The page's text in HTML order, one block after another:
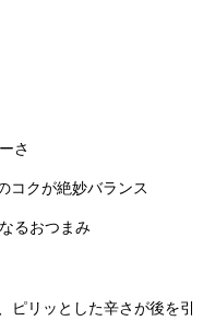
さ
コクが絶妙バランス
るおつまみ
ピリッとした辛さが後を引